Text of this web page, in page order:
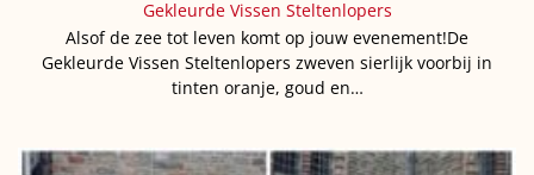
Gekleurde Vissen Steltenlopers
Alsof de zee tot leven komt op jouw evenement!De
Gekleurde Vissen Steltenlopers zweven sierlijk voorbij in
tinten oranje, goud en…